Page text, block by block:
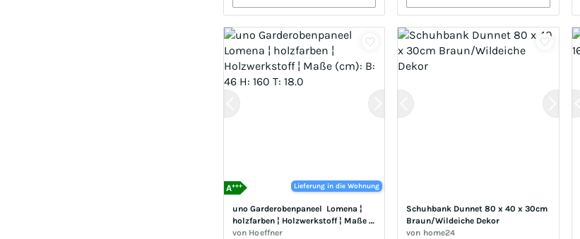
Lieferung in die Wohnung
A+++
uno Garderobenpaneel  Lomena ¦
holzfarben ¦ Holzwerkstoff ¦ Maße
(cm): B: 46 H: 160 T: 18.0
von Hoeffner
Schuhbank Dunnet 80 x 40 x 30cm
Braun/Wildeiche Dekor
von home24